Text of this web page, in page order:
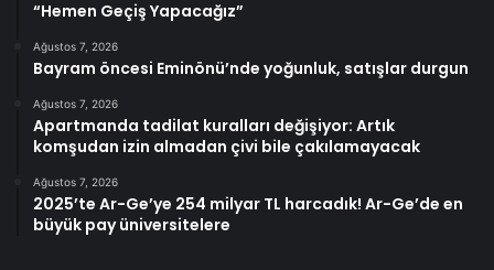
“Hemen Geçiş Yapacağız”
Ağustos 7, 2026
Bayram öncesi Eminönü’nde yoğunluk, satışlar durgun
Ağustos 7, 2026
Apartmanda tadilat kuralları değişiyor: Artık
komşudan izin almadan çivi bile çakılamayacak
Ağustos 7, 2026
2025’te Ar-Ge’ye 254 milyar TL harcadık! Ar-Ge’de en
büyük pay üniversitelere